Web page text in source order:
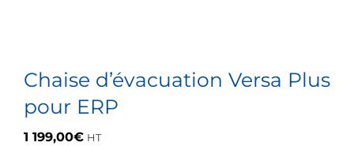
Chaise d’évacuation Versa Plus
pour ERP
1 199,00€ HT